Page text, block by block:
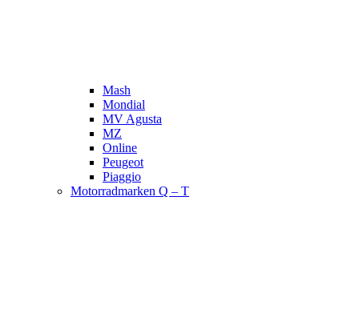
Mash
Mondial
MV Agusta
MZ
Online
Peugeot
Piaggio
Motorradmarken Q – T